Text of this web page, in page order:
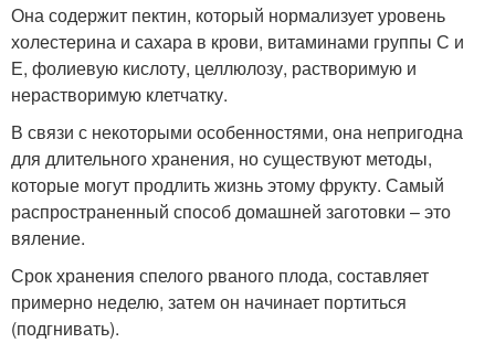
Она содержит пектин, который нормализует уровень
холестерина и сахара в крови, витаминами группы С и
Е, фолиевую кислоту, целлюлозу, растворимую и
нерастворимую клетчатку.
В связи с некоторыми особенностями, она непригодна
для длительного хранения, но существуют методы,
которые могут продлить жизнь этому фрукту. Самый
распространенный способ домашней заготовки – это
вяление.
Срок хранения спелого рваного плода, составляет
примерно неделю, затем он начинает портиться
(подгнивать).